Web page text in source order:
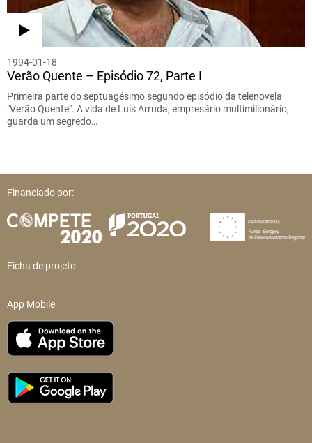
1994-01-18
Verão Quente – Episódio 72, Parte I
Primeira parte do septuagésimo segundo episódio da telenovela
"Verão Quente". A vida de Luís Arruda, empresário multimilionário,
guarda um segredo…
Financiado por:
Ficha de projeto
App Mobile